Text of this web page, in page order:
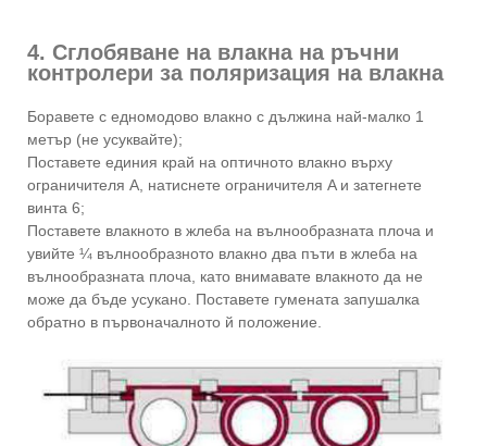
4. Сглобяване на влакна на ръчни
контролери за поляризация на влакна
Боравете с едномодово влакно с дължина най-малко 1
метър (не усуквайте);
Поставете единия край на оптичното влакно върху
ограничителя A, натиснете ограничителя A и затегнете
винта 6;
Поставете влакното в жлеба на вълнообразната плоча и
увийте ¼ вълнообразното влакно два пъти в жлеба на
вълнообразната плоча, като внимавате влакното да не
може да бъде усукано. Поставете гумената запушалка
обратно в първоначалното й положение.